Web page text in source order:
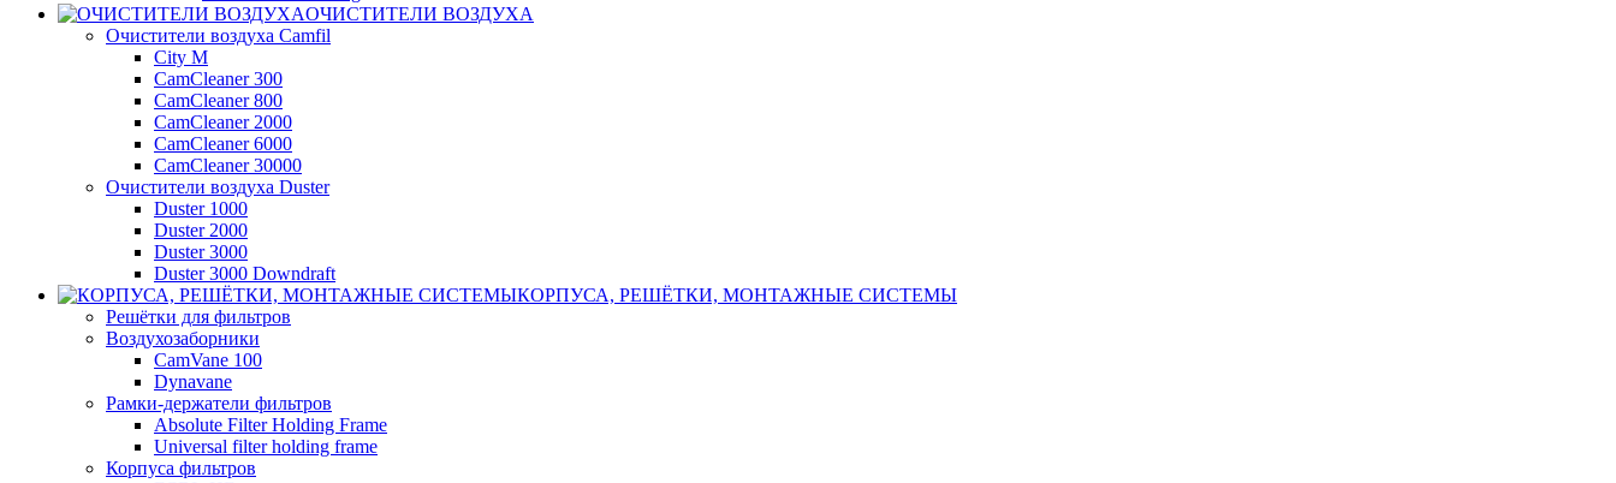
ОЧИСТИТЕЛИ ВОЗДУХА
Очистители воздуха Camfil
City M
CamCleaner 300
CamCleaner 800
CamCleaner 2000
CamCleaner 6000
CamCleaner 30000
Очистители воздуха Duster
Duster 1000
Duster 2000
Duster 3000
Duster 3000 Downdraft
КОРПУСА, РЕШЁТКИ, МОНТАЖНЫЕ СИСТЕМЫ
Решётки для фильтров
Воздухозаборники
CamVane 100
Dynavane
Рамки-держатели фильтров
Absolute Filter Holding Frame
Universal filter holding frame
Корпуса фильтров